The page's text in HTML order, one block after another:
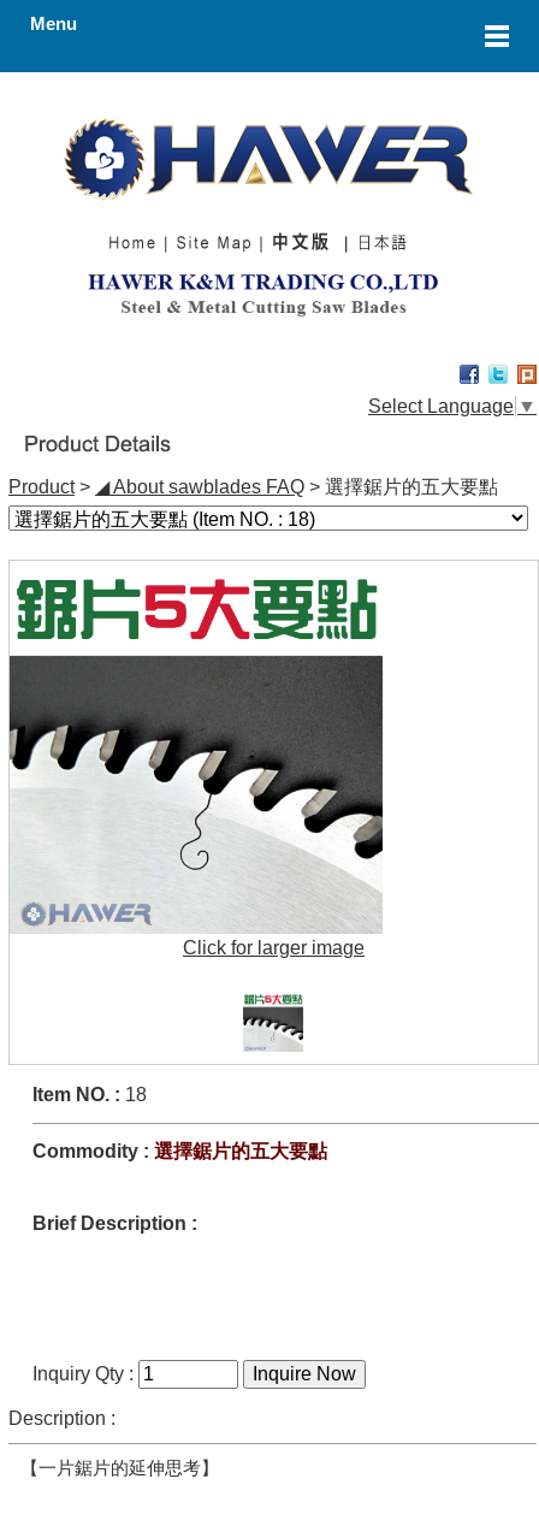
Menu
Select Language ▼
Product> ◢ About sawblades FAQ> 選擇鋸片的五大要點
Click for larger image
Item NO.: 18
Commodity : 選擇鋸片的五大要點
Brief Description :
Inquiry Qty :
Description :
【一片鋸片的延伸思考】